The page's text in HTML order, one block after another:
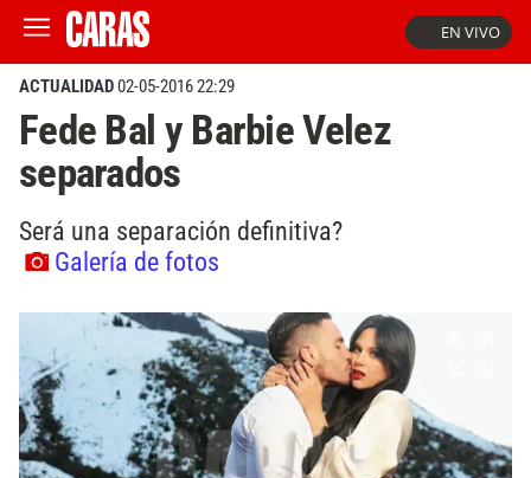
EN VIVO
ACTUALIDAD02-05-2016 22:29
Fede Bal y Barbie Velez
separados
Será una separación definitiva?
Galería de fotos